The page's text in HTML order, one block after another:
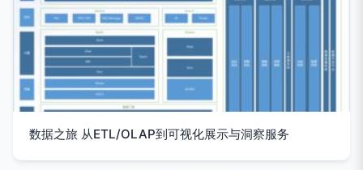
数据之旅 从ETL/OLAP到可视化展示与洞察服务